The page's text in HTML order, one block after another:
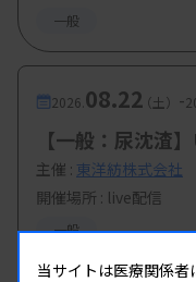
一般
2026. 08.22（土） -
【一般：尿沈渣
主催 : 東洋紡株式会社
開催場所 : live配信
一般
当サイトは医療関係